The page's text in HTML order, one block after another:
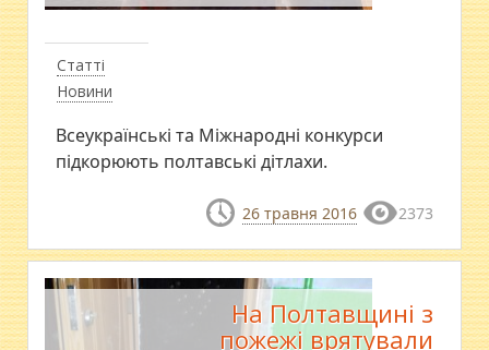
Статті
Новини
Всеукраїнські та Міжнародні конкурси
підкорюють полтавські дітлахи.
26 травня 2016 2373
На Полтавщині з
пожежі врятували